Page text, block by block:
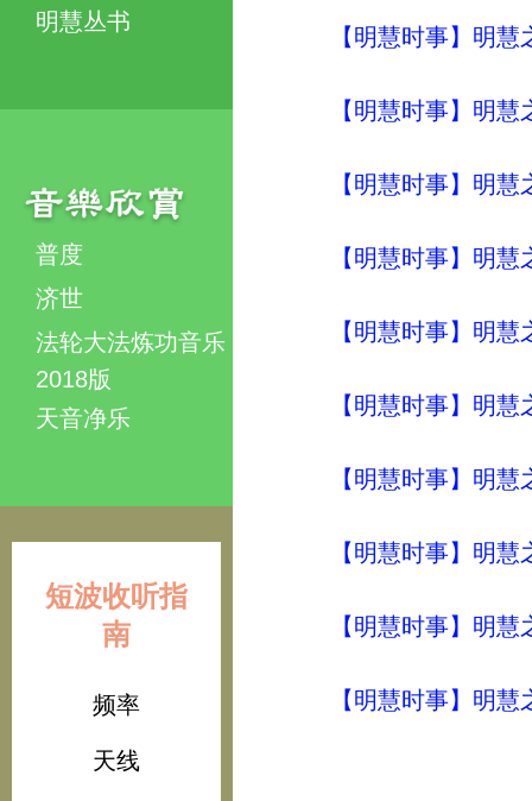
明慧丛书
普度
济世
法轮大法炼功音乐
2018版
天音净乐
短波收听指
南
频率
天线
【明慧时事】明
【明慧时事】明
【明慧时事】明
【明慧时事】明
【明慧时事】明
【明慧时事】明
【明慧时事】明
【明慧时事】明
【明慧时事】明
【明慧时事】明